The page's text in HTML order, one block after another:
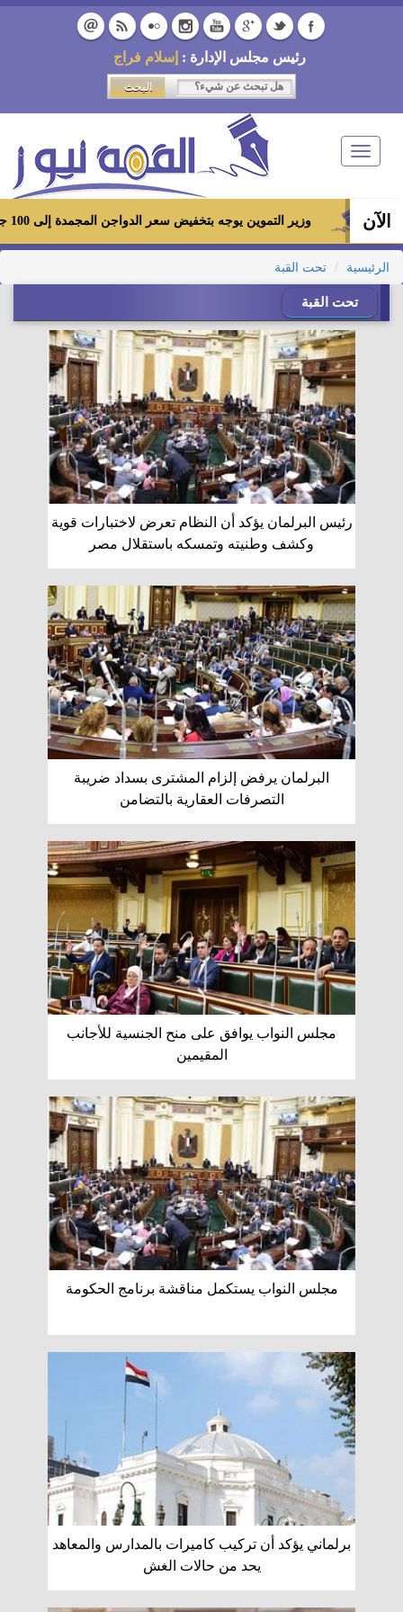
رئيس مجلس الإدارة : إسلام فراج
Toggle
navigation
الآن وزير التموين يوجه بتخفيض سعر الدواجن المجمدة إلى 100 جنيه للكيلو بالمجمعات الاستهلاكية ومعارض «أهلاً رمضان»
الرئيسية تحت القبة
تحت القبة
رئيس البرلمان يؤكد أن النظام تعرض لاختبارات قوية
وكشف وطنيته وتمسكه باستقلال مصر
البرلمان يرفض إلزام المشترى بسداد ضريبة
التصرفات العقارية بالتضامن
مجلس النواب يوافق على منح الجنسية للأجانب
المقيمين
مجلس النواب يستكمل مناقشة برنامج الحكومة
برلماني يؤكد أن تركيب كاميرات بالمدارس والمعاهد
يحد من حالات الغش